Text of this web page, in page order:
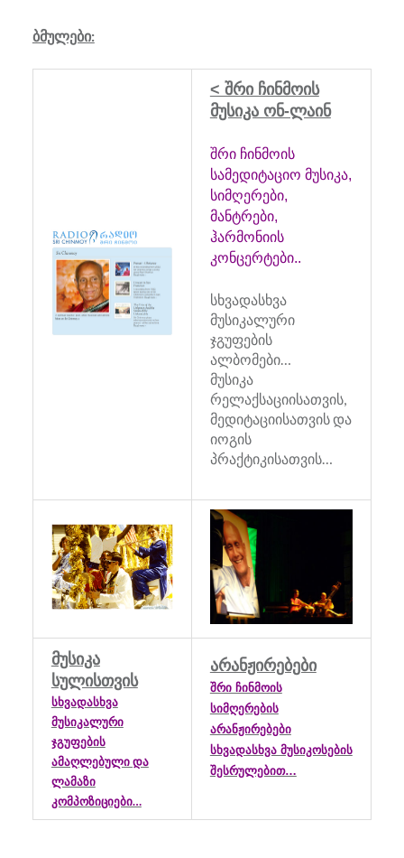
ბმულები:
< შრი ჩინმოის
მუსიკა ონ-ლაინ
შრი ჩინმოის
სამედიტაციო მუსიკა,
სიმღერები,
მანტრები,
ჰარმონიის
კონცერტები..
სხვადასხვა
მუსიკალური
ჯგუფების
ალბომები…
მუსიკა
რელაქსაციისათვის,
მედიტაციისათვის და
იოგის
პრაქტიკისათვის…
მუსიკა
სულისთვის
სხვადასხვა
მუსიკალური
ჯგუფების
ამაღლებული და
ლამაზი
კომპოზიციები…
არანჟირებები
შრი ჩინმოის
სიმღერების
არანჟირებები
სხვადასხვა მუსიკოსების
შესრულებით…